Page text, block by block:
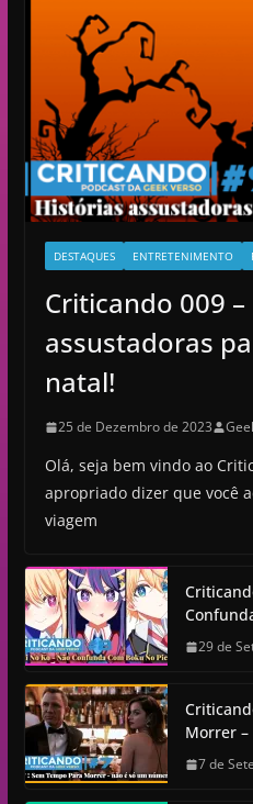
DESTAQUES ENTRETENIMENTO
Criticando 009
assustadoras
natal!
25 de Dezembro de 2023
Olá, seja bem vindo ao
apropriado dizer que você
viagem
29 de
Morrer
7 de